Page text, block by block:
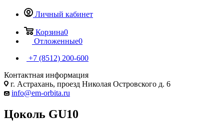
Личный кабинет
Корзина0
Отложенные0
+7 (8512) 200-600
Контактная информация
г. Астрахань, проезд Николая Островского д. 6
info@em-orbita.ru
Цоколь GU10